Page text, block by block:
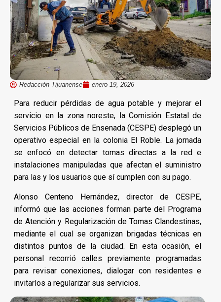
Redacción Tijuanense enero 19, 2026
Para reducir pérdidas de agua potable y mejorar el
servicio en la zona noreste, la Comisión Estatal de
Servicios Públicos de Ensenada (CESPE) desplegó un
operativo especial en la colonia El Roble. La jornada
se enfocó en detectar tomas directas a la red e
instalaciones manipuladas que afectan el suministro
para las y los usuarios que sí cumplen con su pago.
Alonso Centeno Hernández, director de CESPE,
informó que las acciones forman parte del Programa
de Atención y Regularización de Tomas Clandestinas,
mediante el cual se organizan brigadas técnicas en
distintos puntos de la ciudad. En esta ocasión, el
personal recorrió calles previamente programadas
para revisar conexiones, dialogar con residentes e
invitarlos a regularizar sus servicios.